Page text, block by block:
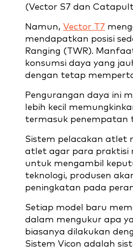
(Vector S7 dan
Namun, Vector T7
mendapatkan posisi
Ranging (TWR).
konsumsi daya yang
dengan tetap
Pengurangan daya ini
lebih kecil
termasuk penempatan
Sistem pelacakan atlet
atlet agar para praktisi
untuk mengambil
teknologi, produsen
peningkatan pada
Setiap model baru
dalam mengukur apa
biasanya dilakukan
Sistem Vicon adalah